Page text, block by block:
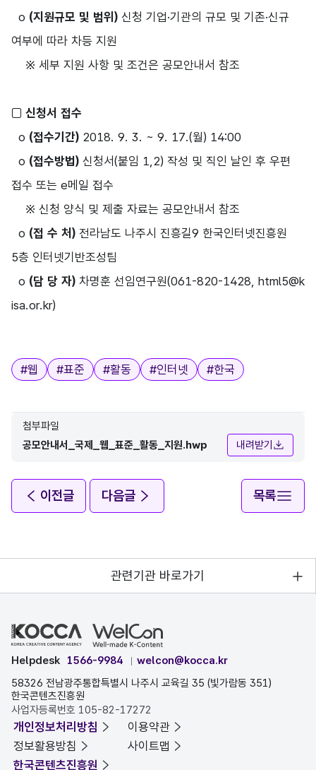
o (지원규모 및 범위) 신청 기업·기관의 규모 및 기존·신규
여부에 따라 차등 지원
※ 세부 지원 사항 및 조건은 공모안내서 참조
□ 신청서 접수
o (접수기간) 2018. 9. 3. ~ 9. 17.(월) 14:00
o (접수방법) 신청서(붙임 1,2) 작성 및 직인 날인 후 우편
접수 또는 e메일 접수
※ 신청 양식 및 제출 자료는 공모안내서 참조
o (접 수 처) 전라남도 나주시 진흥길9 한국인터넷진흥원
5층 인터넷기반조성팀
o (담 당 자) 차명훈 선임연구원(061-820-1428, html5@k
isa.or.kr)
태그
#웹 #표준 #활동 #인터넷 #한국
첨부파일
공모안내서_국제_웹_표준_활동_지원.hwp
내려받기
이전글 다음글 목록
관련기관 바로가기
Helpdesk 1566-9984
welcon@kocca.kr
58326 전남광주통합특별시 나주시 교육길 35 (빛가람동 351)
한국콘텐츠진흥원
사업자등록번호 105-82-17272
개인정보처리방침
이용약관
정보활용방침
사이트맵
한국콘텐츠진흥원